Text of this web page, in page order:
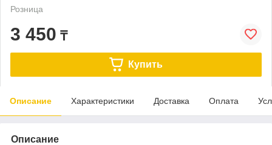
Розница
3 450 ₸
Купить
Описание Характеристики Доставка Оплата
Описание